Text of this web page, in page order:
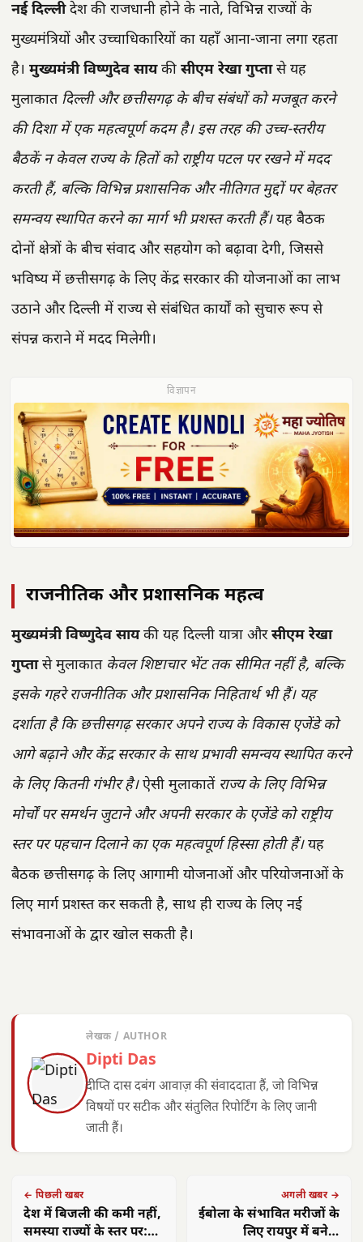
नई दिल्लीदेश की राजधानी होने के नाते, विभिन्न राज्यों के
मुख्यमंत्रियों और उच्चाधिकारियों का यहाँ आना-जाना लगा रहता
है। मुख्यमंत्री विष्णुदेव सायकी सीएम रेखा गुप्तासे यह
मुलाकात दिल्ली और छत्तीसगढ़ के बीच संबंधों को मजबूत करने
की दिशा में एक महत्वपूर्ण कदम है। इस तरह की उच्च-स्तरीय
बैठकें न केवल राज्य के हितों को राष्ट्रीय पटल पर रखने में मदद
करती हैं, बल्कि विभिन्न प्रशासनिक और नीतिगत मुद्दों पर बेहतर
समन्वय स्थापित करने का मार्ग भी प्रशस्त करती हैं।यह बैठक
दोनों क्षेत्रों के बीच संवाद और सहयोग को बढ़ावा देगी, जिससे
भविष्य में छत्तीसगढ़ के लिए केंद्र सरकार की योजनाओं का लाभ
उठाने और दिल्ली में राज्य से संबंधित कार्यों को सुचारु रूप से
संपन्न कराने में मदद मिलेगी।
विज्ञापन
राजनीतिक और प्रशासनिक महत्व
मुख्यमंत्री विष्णुदेव सायकी यह दिल्ली यात्रा औरसीएम रेखा
गुप्तासे मुलाकात केवल शिष्टाचार भेंट तक सीमित नहीं है, बल्कि
इसके गहरे राजनीतिक और प्रशासनिक निहितार्थ भी हैं। यह
दर्शाता है कि छत्तीसगढ़ सरकार अपने राज्य के विकास एजेंडे को
आगे बढ़ाने और केंद्र सरकार के साथ प्रभावी समन्वय स्थापित करने
के लिए कितनी गंभीर है।ऐसी मुलाकातें राज्य के लिए विभिन्न
मोर्चों पर समर्थन जुटाने और अपनी सरकार के एजेंडे को राष्ट्रीय
स्तर पर पहचान दिलाने का एक महत्वपूर्ण हिस्सा होती हैं।यह
बैठक छत्तीसगढ़ के लिए आगामी योजनाओं और परियोजनाओं के
लिए मार्ग प्रशस्त कर सकती है, साथ ही राज्य के लिए नई
संभावनाओं के द्वार खोल सकती है।
लेखक / AUTHOR
Dipti Das
दीप्ति दास दबंग आवाज़ की संवाददाता हैं, जो विभिन्न
विषयों पर सटीक और संतुलित रिपोर्टिंग के लिए जानी
जाती हैं।
← पिछली खबर
देश में बिजली की कमी नहीं,
समस्या राज्यों के स्तर पर:
अगली खबर →
ईबोला के संभावित मरीजों के
लिए रायपुर में बनेगा